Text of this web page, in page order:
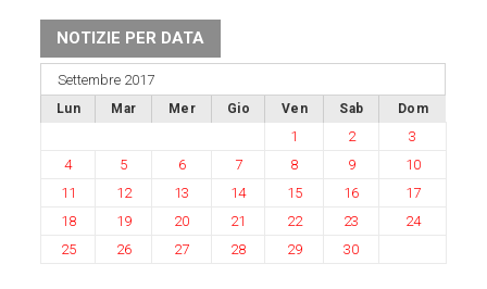
NOTIZIE PER DATA
Settembre 2017
Lun Mar Mer Gio Ven Sab Dom
1 2
3
4
5 6 7 8 9
10
11
12 13 14 15 16
17
18
19 20 21 22 23
24
25
26 27 28 29 30